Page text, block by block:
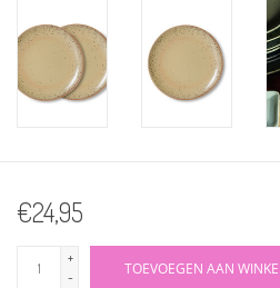
€24,95
+
-
TOEVOEGEN AAN